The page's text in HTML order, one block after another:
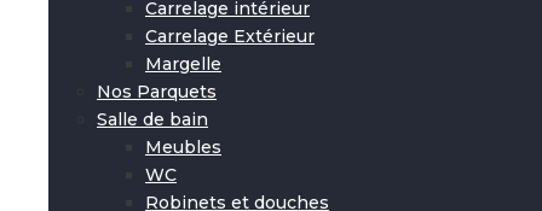
Carrelage intérieur
Carrelage Extérieur
Margelle
Nos Parquets
Salle de bain
Meubles
WC
Robinets et douches